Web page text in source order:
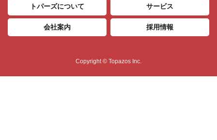
トパーズについて サービス
会社案内 採用情報
Copyright © Topazos Inc.